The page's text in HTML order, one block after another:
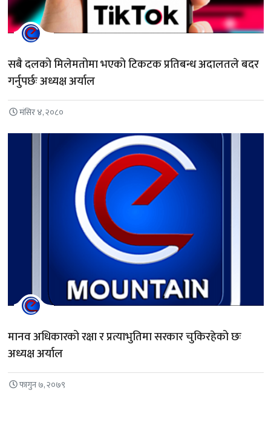
सबै दलको मिलेमतोमा भएको टिकटक प्रतिबन्ध अदालतले बदर
गर्नुपर्छः अध्यक्ष अर्याल
मंसिर ४, २०८०
मानव अधिकारको रक्षा र प्रत्याभुतिमा सरकार चुकिरहेको छः
अध्यक्ष अर्याल
फागुन ७, २०७९